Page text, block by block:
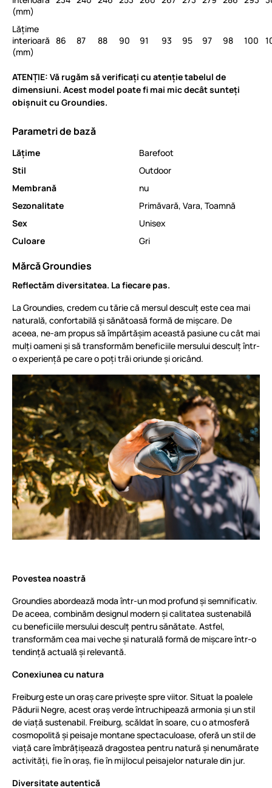
(mm)
Lățime
interioară
(mm)
86 87 88 90 91 93 95 97 98 100
ATENȚIE: Vă rugăm să verificați cu atenție tabelul de
dimensiuni. Acest model poate fi mai mic decât sunteți
obișnuit cu Groundies.
Parametri de bază
Lăţime
Barefoot
Stil
Outdoor
Membrană
nu
Sezonalitate
Primăvară, Vara, Toamnă
Sex
Unisex
Culoare
Gri
Mărcă Groundies
Reflectăm diversitatea. La fiecare pas.
La Groundies, credem cu tărie că mersul desculț este cea mai
naturală, confortabilă și sănătoasă formă de mișcare. De
aceea, ne-am propus să împărtășim această pasiune cu cât mai
mulți oameni și să transformăm beneficiile mersului desculț într-
o experiență pe care o poți trăi oriunde și oricând.
Povestea noastră
Groundies abordează moda într-un mod profund și semnificativ.
De aceea, combinăm designul modern și calitatea sustenabilă
cu beneficiile mersului desculț pentru sănătate. Astfel,
transformăm cea mai veche și naturală formă de mișcare într-o
tendință actuală și relevantă.
Conexiunea cu natura
Freiburg este un oraș care privește spre viitor. Situat la poalele
Pădurii Negre, acest oraș verde întruchipează armonia și un stil
de viață sustenabil. Freiburg, scăldat în soare, cu o atmosferă
cosmopolită și peisaje montane spectaculoase, oferă un stil de
viață care îmbrățișează dragostea pentru natură și nenumărate
activități, fie în oraș, fie în mijlocul peisajelor naturale din jur.
Diversitate autentică